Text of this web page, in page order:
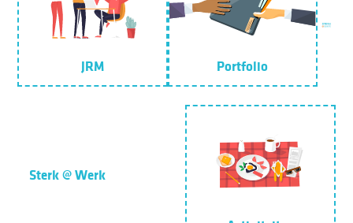
JRM Portfolio
Sterk @ Werk